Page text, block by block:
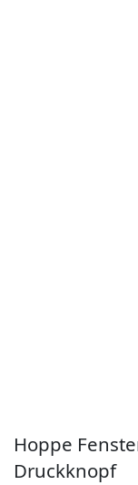
Anfang
Bildgalerie
Hoppe
Druckknopf